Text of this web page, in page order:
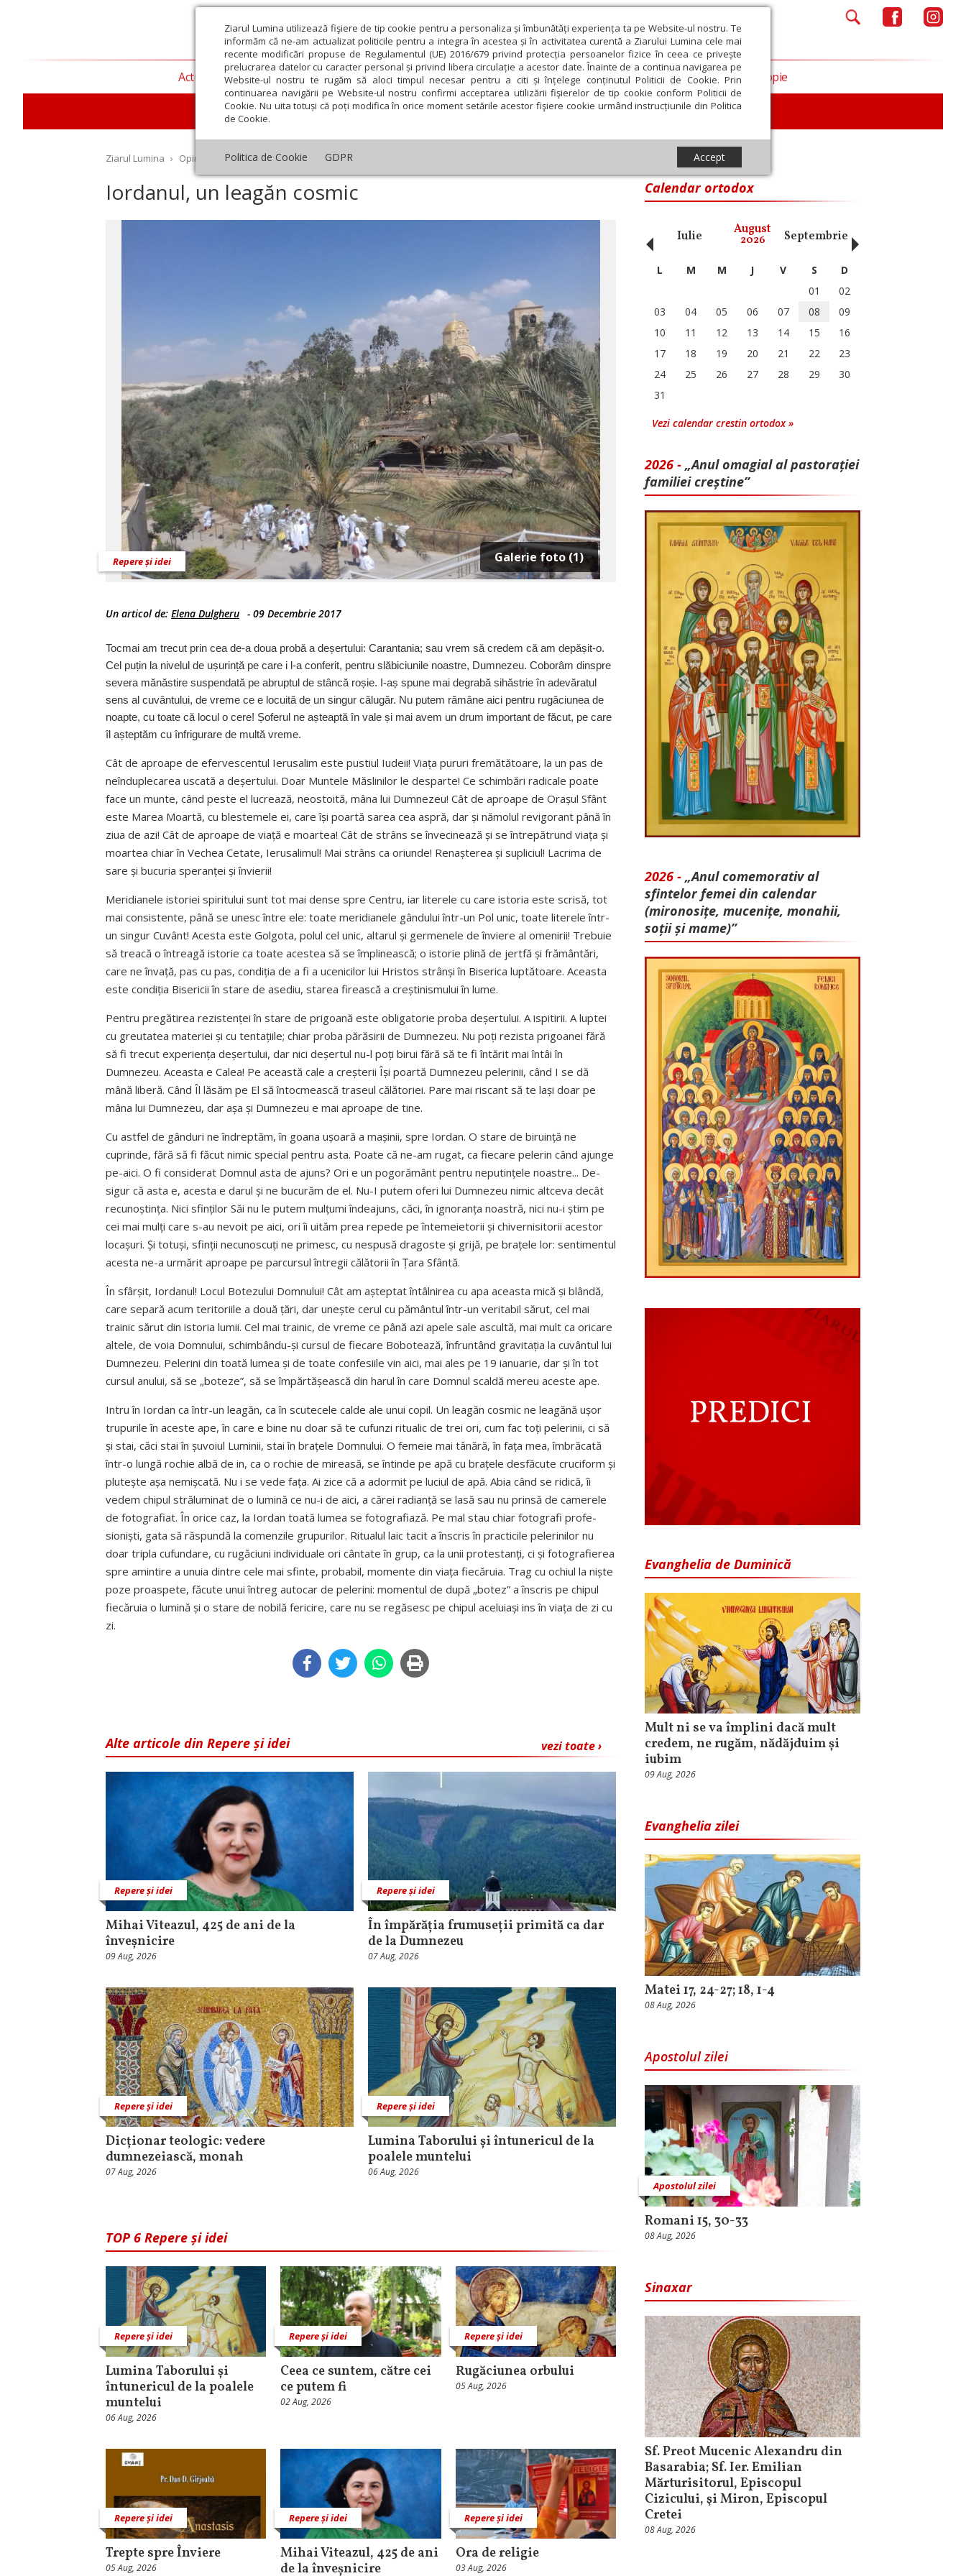
Ziarul Lumina utilizează fişiere de tip cookie pentru a personaliza și îmbunătăți experiența ta pe Website-ul nostru. Te
informăm că ne-am actualizat politicile pentru a integra în acestea și în activitatea curentă a Ziarului Lumina cele mai
recente modificări propuse de Regulamentul (UE) 2016/679 privind protecția persoanelor fizice în ceea ce privește
prelucrarea datelor cu caracter personal și privind libera circulație a acestor date. Înainte de a continua navigarea pe
Website-ul nostru te rugăm să aloci timpul necesar pentru a citi și înțelege conținutul Politicii de Cookie. Prin
continuarea navigării pe Website-ul nostru confirmi acceptarea utilizării fişierelor de tip cookie conform Politicii de
Cookie. Nu uita totuși că poți modifica în orice moment setările acestor fişiere cookie urmând instrucțiunile din Politica
de Cookie.
Politica de Cookie GDPR Accept
Actualitate religioasă Teologie și spiritualitate Educaţie și Cultură Societate Opinii
Editorial Repere și idei Pilda zilei
Filantropie
Ziarul Lumina › Opinii Repere și idei › Iordanul, un leagăn cosmic
Iordanul, un leagăn cosmic
Galerie foto (1)
Repere și idei
Un articol de: Elena Dulgheru - 09 Decembrie 2017
Tocmai am trecut prin cea de-a doua probă a deșertului: Carantania; sau vrem să credem că am depășit-o.
Cel puțin la nivelul de ușurință pe care i l-a conferit, pentru slăbiciunile noastre, Dumnezeu. Coborâm dinspre
severa mănăstire suspendată pe abruptul de stâncă roșie. I-aș spune mai degrabă sihăstrie în adevăratul
sens al cuvântului, de vreme ce e locuită de un singur călugăr. Nu putem rămâne aici pentru rugăciunea de
noapte, cu toate că locul o cere! Șoferul ne așteaptă în vale și mai avem un drum important de făcut, pe care
îl așteptăm cu înfrigurare de multă vreme.
Cât de aproape de efervescentul Ierusalim este pustiul Iudeii! Viața pururi fremătătoare, la un pas de
neînduplecarea uscată a deșertului. Doar Muntele Măslinilor le desparte! Ce schimbări radicale poate
face un munte, când peste el lucrează, neostoită, mâna lui Dumnezeu! Cât de aproape de Orașul Sfânt
este Marea Moartă, cu blestemele ei, care își poartă sarea cea aspră, dar și nămolul revigorant până în
ziua de azi! Cât de aproape de viață e moartea! Cât de strâns se învecinează și se întrepătrund viața și
moartea chiar în Vechea Cetate, Ierusalimul! Mai strâns ca oriunde! Renașterea și supliciul! Lacrima de
sare și bucuria speranței și învierii!
Meridianele istoriei spiritului sunt tot mai dense spre Centru, iar literele cu care istoria este scrisă, tot
mai consistente, până se unesc între ele: toate meridianele gândului într-un Pol unic, toate literele într-
un singur Cuvânt! Acesta este Golgota, polul cel unic, altarul și germenele de înviere al omenirii! Trebuie
să treacă o întreagă istorie ca toate acestea să se împlinească; o istorie plină de jertfă și frământări,
care ne învață, pas cu pas, condiția de a fi a ucenicilor lui Hristos strânși în Biserica luptătoare. Aceasta
este condiția Bisericii în stare de asediu, starea firească a creștinismului în lume.
Pentru pregătirea rezistenței în stare de prigoană este obligatorie proba deșertului. A ispitirii. A luptei
cu greutatea materiei și cu tentațiile; chiar proba părăsirii de Dumnezeu. Nu poți rezista prigoanei fără
să fi trecut experiența deșertului, dar nici deșertul nu-l poți birui fără să te fi întărit mai întâi în
Dumnezeu. Aceasta e Calea! Pe această cale a creșterii Își poartă Dumnezeu pelerinii, când I se dă
mână liberă. Când Îl lăsăm pe El să întocmească traseul călătoriei. Pare mai riscant să te lași doar pe
mâna lui Dumnezeu, dar așa și Dumnezeu e mai aproape de tine.
Cu astfel de gânduri ne îndreptăm, în goana ușoară a mașinii, spre Iordan. O stare de biruință ne
cuprinde, fără să fi făcut nimic special pentru asta. Poate că ne-am rugat, ca fiecare pelerin când ajunge
pe-aici. O fi considerat Domnul asta de ajuns? Ori e un pogorământ pentru neputințele noastre... De­
sigur că asta e, acesta e darul și ne bucurăm de el. Nu-I putem oferi lui Dumnezeu nimic altceva decât
recunoștința. Nici sfinților Săi nu le putem mulțumi îndeajuns, căci, în ignoranța noastră, nici nu-i știm pe
cei mai mulți care s-au nevoit pe aici, ori îi uităm prea repede pe întemeietorii și chivernisitorii acestor
locașuri. Și totuși, sfinții necunoscuți ne primesc, cu nespusă dragoste și grijă, pe brațele lor: sentimentul
acesta ne-a urmărit aproape pe parcursul întregii călătorii în Țara Sfântă.
În sfârșit, Iordanul! Locul Botezului Domnului! Cât am așteptat întâlnirea cu apa aceasta mică și blândă,
care separă acum teritoriile a două țări, dar unește cerul cu pământul într-un veritabil sărut, cel mai
trainic sărut din istoria lumii. Cel mai trainic, de vreme ce până azi apele sale ascultă, mai mult ca oricare
altele, de voia Domnului, schimbându-și cursul de fiecare Bobotează, înfruntând gravitația la cuvântul lui
Dumnezeu. Pelerini din toată lumea și de toate confesiile vin aici, mai ales pe 19 ianuarie, dar și în tot
cursul anului, să se „boteze”, să se împărtă­șească din harul în care Domnul scaldă mereu aceste ape.
Intru în Iordan ca într-un leagăn, ca în scutecele calde ale unui copil. Un leagăn cosmic ne leagănă ușor
trupurile în aceste ape, în care e bine nu doar să te cufunzi ritualic de trei ori, cum fac toți pelerinii, ci să
și stai, căci stai în șuvoiul Luminii, stai în brațele Domnului. O femeie mai tânără, în fața mea, îmbrăcată
într-o lungă rochie albă de in, ca o rochie de mireasă, se întinde pe apă cu brațele desfăcute cruciform și
plutește așa nemișcată. Nu i se vede fața. Ai zice că a adormit pe luciul de apă. Abia când se ridică, îi
vedem chipul străluminat de o lumină ce nu-i de aici, a cărei radianță se lasă sau nu prinsă de camerele
de fotografiat. În orice caz, la Iordan toată lumea se fotografiază. Pe mal stau chiar fotografi profe­
sioniști, gata să răspundă la comenzile grupurilor. Ritualul laic tacit a înscris în practicile pelerinilor nu
doar tripla cufundare, cu rugăciuni individuale ori cântate în grup, ca la unii pro­tes­tanți, ci și fotografierea
spre amin­tire a unuia dintre cele mai sfinte, probabil, momente din viața fiecăruia. Trag cu ochiul la niște
poze proaspete, făcute unui întreg autocar de pelerini: momentul de după „botez” a înscris pe chipul
fiecăruia o lumină și o stare de nobilă fericire, care nu se regăsesc pe chipul aceluiași ins în viața de zi cu
zi.
vezi toate ›
Alte articole din Repere și idei
Repere și idei
Mihai Viteazul, 425 de ani de la
înveșnicire
09 Aug, 2026
Repere și idei
În împărăția frumuseții primită ca dar
de la Dumnezeu
07 Aug, 2026
Repere și idei
Dicționar teologic: vedere
dumnezeiască, monah
07 Aug, 2026
Repere și idei
Lumina Taborului și întunericul de la
poalele muntelui
06 Aug, 2026
TOP 6 Repere și idei
Repere și idei
Lumina Taborului și
întunericul de la poalele
muntelui
06 Aug, 2026
Repere și idei
Ceea ce suntem, către cei
ce putem fi
02 Aug, 2026
Repere și idei
Rugăciunea orbului
05 Aug, 2026
Repere și idei
Trepte spre Înviere
05 Aug, 2026
Repere și idei
Mihai Viteazul, 425 de ani
de la înveșnicire
Repere și idei
Ora de religie
03 Aug, 2026
Calendar ortodox
Iulie August
2026 Septembrie Octombrie
‹ L M M J V S
D
01
02
03
04 05 06 07 08
09
10
11 12 13 14 15
16
17
18 19 20 21 22
23
24
25 26 27 28 29
30
31
Vezi calendar crestin ortodox »
2026 - „Anul omagial al pastorației
familiei creștine”
2026 - „Anul comemorativ al
sfintelor femei din calendar
(mironosițe, mu­cenițe, monahii,
soții și mame)”
Evanghelia de Duminică
Mult ni se va împlini dacă mult
credem, ne rugăm, nădăjduim și
iubim
09 Aug, 2026
Evanghelia zilei
Matei 17, 24-27; 18, 1-4
08 Aug, 2026
Apostolul zilei
Apostolul zilei
Romani 15, 30-33
08 Aug, 2026
Sinaxar
Sf. Preot Mucenic Alexandru din
Basarabia; Sf. Ier. Emilian
Mărturisitorul, Episcopul
Cizicului, şi Miron, Episcopul
Cretei
08 Aug, 2026